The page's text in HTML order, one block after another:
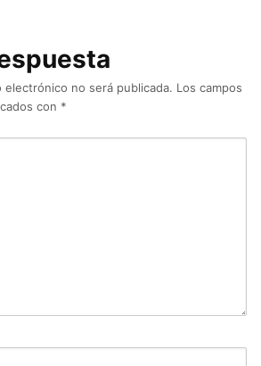
no será publicada. Los campos
con *